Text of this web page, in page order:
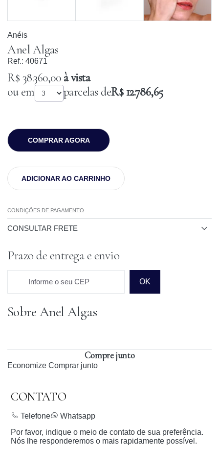
Anéis
Anel Algas
Ref.: 40671
R$ 38.360,00à vista
ou em
parcelas deR$ 12.786,65
COMPRAR AGORA
ADICIONAR AO CARRINHO
CONDIÇÕES DE PAGAMENTO
CONSULTAR FRETE
Prazo de entrega e envio
Informe o seu CEP OK
Prazo para o CEP
Sobre Anel Algas
Compre junto
Economize Comprar junto
CONTATO
Telefone
Whatsapp
Por favor, indique o meio de contato de sua preferência.
Nós lhe responderemos o mais rapidamente possível.